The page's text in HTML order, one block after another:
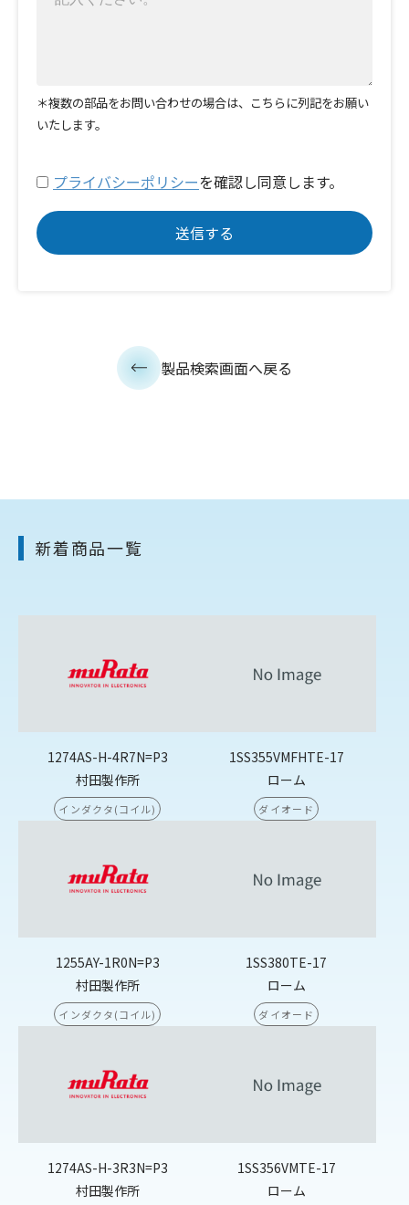
＊複数の部品をお問い合わせの場合は、こちらに列記をお願い
いたします。
プライバシーポリシーを確認し同意します。
製品検索画面へ戻る
新着商品一覧
1274AS-H-4R7N=P3
村田製作所
インダクタ(コイル)
1SS355VMFHTE-17
ローム
ダイオード
1255AY-1R0N=P3
村田製作所
インダクタ(コイル)
1SS380TE-17
ローム
ダイオード
1274AS-H-3R3N=P3
村田製作所
1SS356VMTE-17
ローム